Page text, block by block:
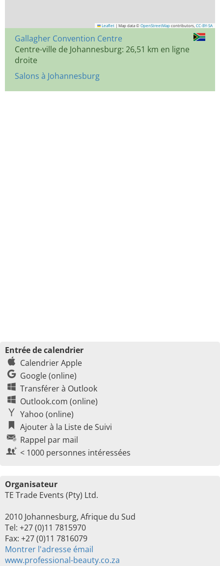
Leaflet | Map data © OpenStreetMap contributors, CC-BY-SA
Gallagher Convention Centre
Centre-ville de Johannesburg: 26,51 km en ligne
droite
Salons à Johannesburg
Entrée de calendrier
Calendrier Apple
Google (online)
Transférer à Outlook
Outlook.com (online)
Yahoo (online)
Ajouter à la Liste de Suivi
Rappel par mail
< 1000 personnes intéressées
Organisateur
TE Trade Events (Pty) Ltd.
2010 Johannesburg, Afrique du Sud
Tel: +27 (0)11 7815970
Fax: +27 (0)11 7816079
Montrer l'adresse émail
www.professional-beauty.co.za